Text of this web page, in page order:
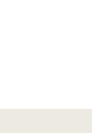
BlueskyFacebook